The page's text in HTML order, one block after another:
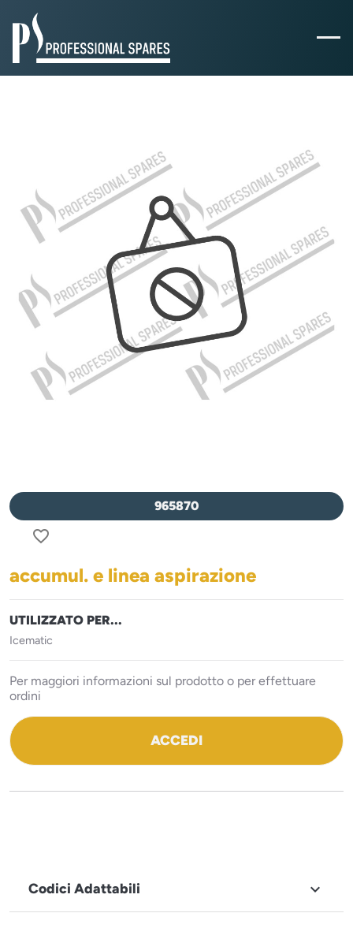
965870
favorite_border
accumul. e linea aspirazione
UTILIZZATO PER...
Icematic
Per maggiori informazioni sul prodotto o per effettuare
ordini
ACCEDI
Codici Adattabili 